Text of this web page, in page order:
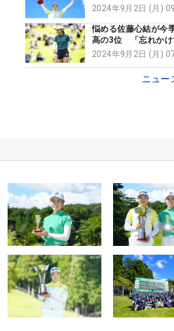
出した21歳の女王確
2024年9月2日 (月)
悩める佐藤心結が今
高の3位 「忘れかけ
のを思い出せた」
2024年9月2日 (月)
ニュー